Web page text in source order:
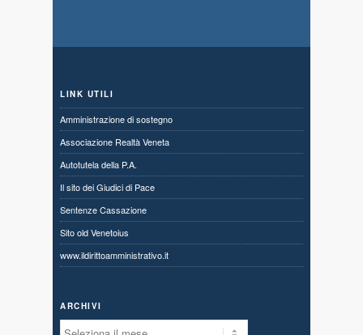
LINK UTILI
Amministrazione di sostegno
Associazione Realtà Veneta
Autotutela della P.A.
Il sito dei Giudici di Pace
Sentenze Cassazione
Sito old Venetoius
www.ildirittoamministrativo.it
ARCHIVI
Archivi